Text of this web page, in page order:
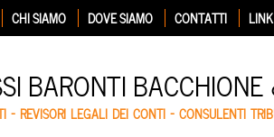
CHI SIAMO DOVE SIAMO CONTATTI LINK
BARONTI
– REVISORI LEGALI DEI CONTI – CONSULENTI